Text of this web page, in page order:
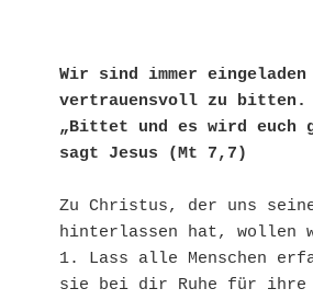
Wir sind immer eingeladen
vertrauensvoll zu bitten.
„Bittet und es wird euch
sagt Jesus (Mt 7,7)
Zu Christus, der uns
hinterlassen hat, wollen
1. Lass alle Menschen
sie bei dir Ruhe für ihre